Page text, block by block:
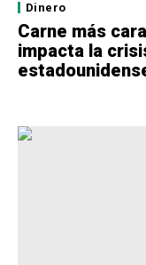
Dinero
Carne más
impacta la